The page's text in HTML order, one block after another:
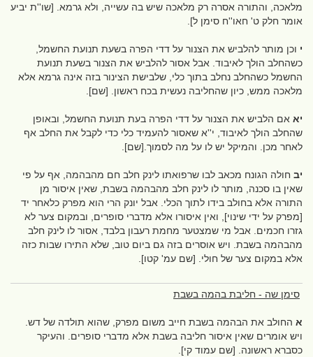
מלאכה, והתורה אסרה רק מלאכה שיש בה עשייה, ולא גרמא. [שו''ת יביע
אומר חלק ט' חאו''ח סימן ל].
י וכן מותר להלביש את הצנור על דדי הפרה בשעת תנועת החשמל,
כשהחלב הולך לאיבוד. אבל אסור להלביש את הצנור בשעת תנועת
החשמל כשהחלב נחלב בתוך כלי, שלבישת הצינור בזה אינה גרמא אלא
מלאכה ממש, כיון שהחליבה נעשית בכח ראשון. [שם].
יא אם הלביש את הצנור על דדי הפרה בעת תנועת החשמל, ובאופן
שהחלב הולך לאיבוד, י''א שאסור להעמיד כלי כדי לקבל את החלב אף
לאחר מכן. והמיקל יש לו על מה לסמוך.[שם].
יב חולה הגונח מכאב לבו שרפואתו לינק חלב חם מהבהמה, אף על פי
שאין בו סכנה, מותר לו לינק חלב מהבהמה בשבת, שאין איסור מן
התורה אלא בחולב בידו לתוך הכלי. אבל יונק הרי הוא מפרק כלאחר יד
[מפרק על ידי שינוי], ואין איסורו אלא מדברי סופרים, ובמקום צער לא
גזרו חכמים. אבל מי שמצטער מחמת רעבון בלבד, אסור לו לינק חלב
מהבהמה בשבת. ויש אוסרים בזה גם ביום טוב, שלא התירו שבות כזה
אלא במקום צער של חולי. [שם עמ' קטו].
סימן שה - חליבת בהמה בשבת
א החולב את הבהמה בשבת חייב משום מפרק, שהוא תולדה של דש.
ויש אומרים שאין איסור חליבה בשבת אלא מדברי סופרים. והעיקר
כסברא ראשונה. [שם עמוד קי].